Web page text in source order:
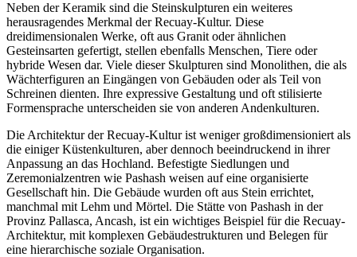
Neben der Keramik sind die Steinskulpturen ein weiteres
herausragendes Merkmal der Recuay-Kultur. Diese
dreidimensionalen Werke, oft aus Granit oder ähnlichen
Gesteinsarten gefertigt, stellen ebenfalls Menschen, Tiere oder
hybride Wesen dar. Viele dieser Skulpturen sind Monolithen, die als
Wächterfiguren an Eingängen von Gebäuden oder als Teil von
Schreinen dienten. Ihre expressive Gestaltung und oft stilisierte
Formensprache unterscheiden sie von anderen Andenkulturen.
Die Architektur der Recuay-Kultur ist weniger großdimensioniert als
die einiger Küstenkulturen, aber dennoch beeindruckend in ihrer
Anpassung an das Hochland. Befestigte Siedlungen und
Zeremonialzentren wie Pashash weisen auf eine organisierte
Gesellschaft hin. Die Gebäude wurden oft aus Stein errichtet,
manchmal mit Lehm und Mörtel. Die Stätte von Pashash in der
Provinz Pallasca, Ancash, ist ein wichtiges Beispiel für die Recuay-
Architektur, mit komplexen Gebäudestrukturen und Belegen für
eine hierarchische soziale Organisation.